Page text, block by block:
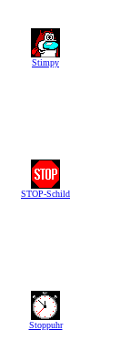
Stimpy
STOP-Schild
Stoppuhr